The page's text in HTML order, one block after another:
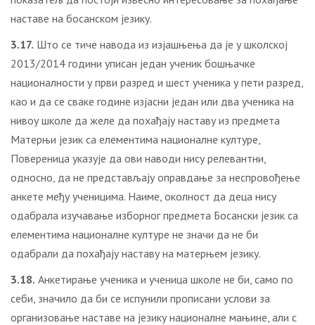
наставе на босанском језику.
3.17. Што се тиче навода из изјашњења да је у школској
2013/2014 години уписан један ученик бошњачке
националности у први разред и шест ученика у пети разред,
као и да се сваке године изјасни један или два ученика на
нивоу школе да желе да похађају наставу из предмета
Матерњи језик са елементима националне културе,
Повереница указује да ови наводи нису релевантни,
односно, да не представљају оправдање за неспровођење
анкете међу ученицима. Наиме, околност да деца нису
одабрала изучавање изборног предмета Босански језик са
елементима националне културе не значи да не би
одабрали да похађају наставу на матерњем језику.
3.18. Анкетирање ученика и ученица школе не би, само по
себи, значило да би се испунили прописани услови за
организовање наставе на језику националне мањине, али с